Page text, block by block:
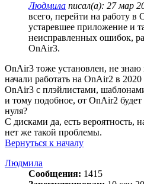
Людмила писал(а): 27 мар
всего, перейти на работу в
устаревшее приложение и
неисправленных ошибок,
OnAir3.
OnAir3 тоже установлен, не знаю
начали работать на OnAir2 в 2020
OnAir3 с плэйлистами,
и тому подобное, от OnAir2 будет
нуля?
С дисками да, есть вероятность,
нет же такой проблемы.
Вернуться к началу
Людмила
Сообщения: 1415